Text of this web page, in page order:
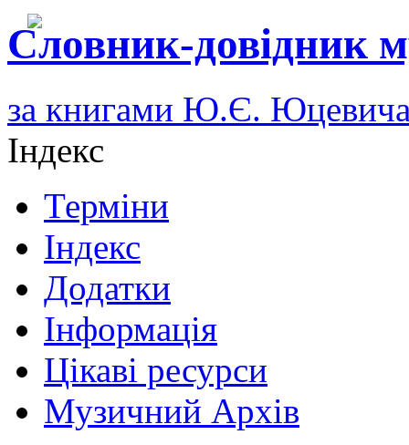
Словник-довідник
за книгами Ю.Є.
Індекс
Терміни
Індекс
Додатки
Інформація
Цікаві ресурси
Музичний Архів